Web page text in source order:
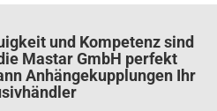
und Kompetenz sind
Mastar GmbH perfekt
Anhängekupplungen Ihr